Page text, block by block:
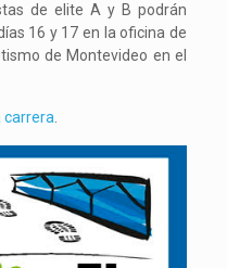
de elite A y B podrán
16 y 17 en la oficina de
de Montevideo en el
carrera